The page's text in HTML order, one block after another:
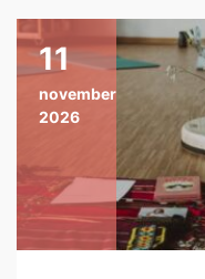
11
november
2026